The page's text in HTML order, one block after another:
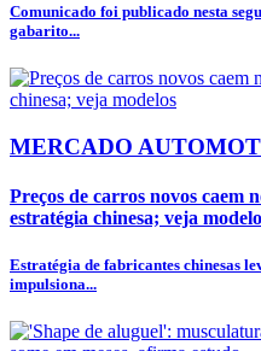
Comunicado foi publicado nesta
gabarito...
MERCADO
Preços de carros novos caem
estratégia chinesa; veja
Estratégia de fabricantes chinesas
impulsiona...